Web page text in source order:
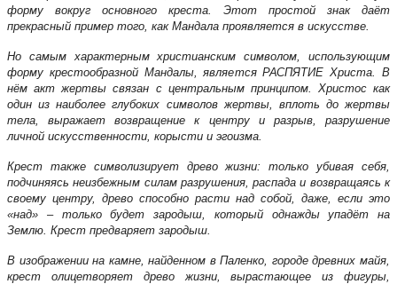
форму вокруг основного креста. Этот простой знак даёт
прекрасный пример того, как Мандала проявляется в искусстве.
Но самым характерным христианским символом, использующим
форму крестообразной Мандалы, является РАСПЯТИЕ Христа. В
нём акт жертвы связан с центральным принципом. Христос как
один из наиболее глубоких символов жертвы, вплоть до жертвы
тела, выражает возвращение к центру и разрыв, разрушение
личной искусственности, корысти и эгоизма.
Крест также символизирует древо жизни: только убивая себя,
подчиняясь неизбежным силам разрушения, распада и возвращаясь к
своему центру, древо способно расти над собой, даже, если это
«над» – только будет зародыш, который однажды упадёт на
Землю. Крест предваряет зародыш.
В изображении на камне, найденном в Паленко, городе древних майя,
крест олицетворяет древо жизни, вырастающее из фигуры,